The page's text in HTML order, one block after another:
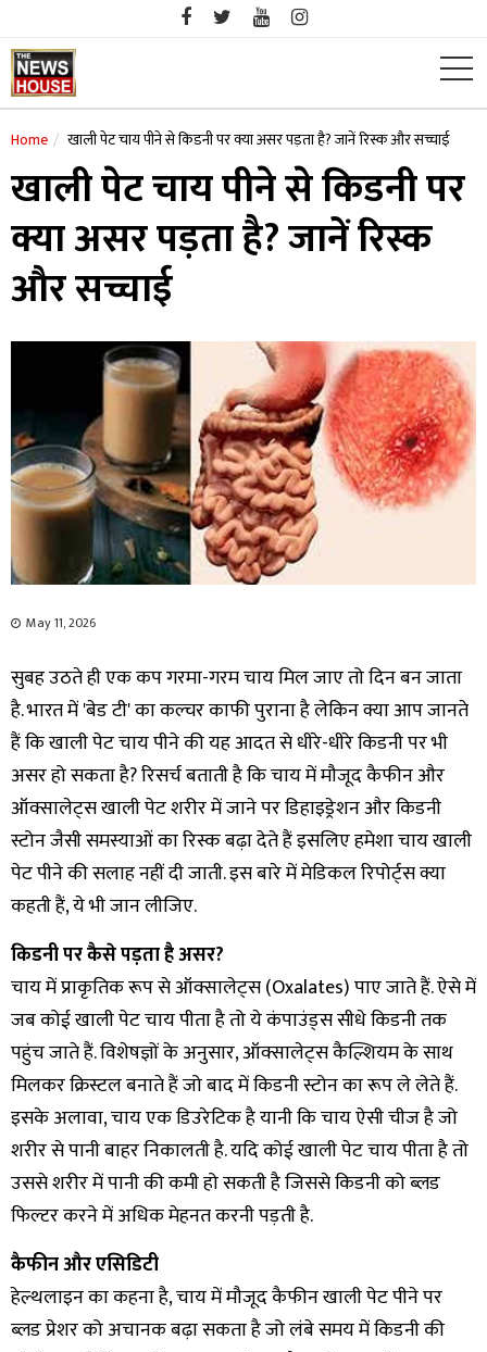
content
Home खाली पेट चाय पीने से किडनी पर क्या असर पड़ता है? जानें रिस्क और सच्चाई
खाली पेट चाय पीने से किडनी पर
क्या असर पड़ता है? जानें रिस्क
और सच्चाई
May 11, 2026
सुबह उठते ही एक कप गरमा-गरम चाय मिल जाए तो दिन बन जाता
है. भारत में 'बेड टी' का कल्चर काफी पुराना है लेकिन क्या आप जानते
हैं कि खाली पेट चाय पीने की यह आदत से धीरे-धीरे किडनी पर भी
असर हो सकता है? रिसर्च बताती है कि चाय में मौजूद कैफीन और
ऑक्सालेट्स खाली पेट शरीर में जाने पर डिहाइड्रेशन और किडनी
स्टोन जैसी समस्याओं का रिस्क बढ़ा देते हैं इसलिए हमेशा चाय खाली
पेट पीने की सलाह नहीं दी जाती. इस बारे में मेडिकल रिपोर्ट्स क्या
कहती हैं, ये भी जान लीजिए.
किडनी पर कैसे पड़ता है असर?
चाय में प्राकृतिक रूप से ऑक्सालेट्स (Oxalates) पाए जाते हैं. ऐसे में
जब कोई खाली पेट चाय पीता है तो ये कंपाउंड्स सीधे किडनी तक
पहुंच जाते हैं. विशेषज्ञों के अनुसार, ऑक्सालेट्स कैल्शियम के साथ
मिलकर क्रिस्टल बनाते हैं जो बाद में किडनी स्टोन का रूप ले लेते हैं.
इसके अलावा, चाय एक डिउरेटिक है यानी कि चाय ऐसी चीज है जो
शरीर से पानी बाहर निकालती है. यदि कोई खाली पेट चाय पीता है तो
उससे शरीर में पानी की कमी हो सकती है जिससे किडनी को ब्लड
फिल्टर करने में अधिक मेहनत करनी पड़ती है.
कैफीन और एसिडिटी
हेल्थलाइन का कहना है, चाय में मौजूद कैफीन खाली पेट पीने पर
ब्लड प्रेशर को अचानक बढ़ा सकता है जो लंबे समय में किडनी की